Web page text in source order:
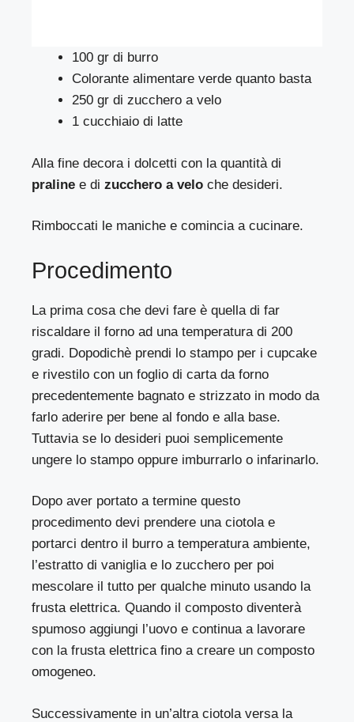
100 gr di burro
Colorante alimentare verde quanto basta
250 gr di zucchero a velo
1 cucchiaio di latte
Alla fine decora i dolcetti con la quantità di
praline e di zucchero a velo che desideri.
Rimboccati le maniche e comincia a cucinare.
Procedimento
La prima cosa che devi fare è quella di far
riscaldare il forno ad una temperatura di 200
gradi. Dopodichè prendi lo stampo per i cupcake
e rivestilo con un foglio di carta da forno
precedentemente bagnato e strizzato in modo da
farlo aderire per bene al fondo e alla base.
Tuttavia se lo desideri puoi semplicemente
ungere lo stampo oppure imburrarlo o infarinarlo.
Dopo aver portato a termine questo
procedimento devi prendere una ciotola e
portarci dentro il burro a temperatura ambiente,
l’estratto di vaniglia e lo zucchero per poi
mescolare il tutto per qualche minuto usando la
frusta elettrica. Quando il composto diventerà
spumoso aggiungi l’uovo e continua a lavorare
con la frusta elettrica fino a creare un composto
omogeneo.
Successivamente in un’altra ciotola versa la